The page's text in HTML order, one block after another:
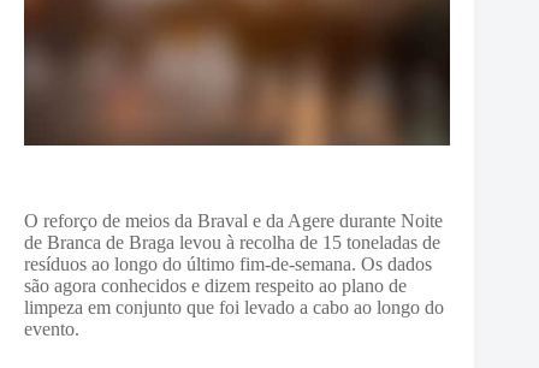
O reforço de meios da Braval e da Agere durante Noite
de Branca de Braga levou à recolha de 15 toneladas de
resíduos ao longo do último fim-de-semana. Os dados
são agora conhecidos e dizem respeito ao plano de
limpeza em conjunto que foi levado a cabo ao longo do
evento.